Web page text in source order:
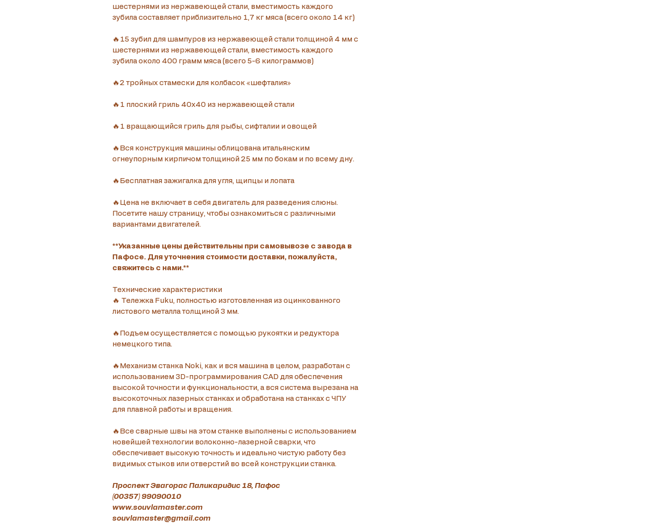
шестернями из нержавеющей стали, вместимость каждого
зубила составляет приблизительно 1,7 кг мяса (всего около 14 кг)
🔥15 зубил для шампуров из нержавеющей стали толщиной 4 мм с
шестернями из нержавеющей стали, вместимость каждого
зубила около 400 грамм мяса (всего 5-6 килограммов)
🔥2 тройных стамески для колбасок «шефталия»
🔥1 плоский гриль 40x40 из нержавеющей стали
🔥1 вращающийся гриль для рыбы, сифталии и овощей
🔥Вся конструкция машины облицована итальянским
огнеупорным кирпичом толщиной 25 мм по бокам и по всему дну.
🔥Бесплатная зажигалка для угля, щипцы и лопата
🔥Цена не включает в себя двигатель для разведения слюны.
Посетите нашу страницу, чтобы ознакомиться с различными
вариантами двигателей.
**Указанные цены действительны при самовывозе с завода в
Пафосе. Для уточнения стоимости доставки, пожалуйста,
свяжитесь с нами.**
Технические характеристики
🔥 Тележка Fuku, полностью изготовленная из оцинкованного
листового металла толщиной 3 мм.
🔥Подъем осуществляется с помощью рукоятки и редуктора
немецкого типа.
🔥Механизм станка Noki, как и вся машина в целом, разработан с
использованием 3D-программирования CAD для обеспечения
высокой точности и функциональности, а вся система вырезана на
высокоточных лазерных станках и обработана на станках с ЧПУ
для плавной работы и вращения.
🔥Все сварные швы на этом станке выполнены с использованием
новейшей технологии волоконно-лазерной сварки, что
обеспечивает высокую точность и идеально чистую работу без
видимых стыков или отверстий во всей конструкции станка.
Проспект Эвагорас Паликаридис 18, Пафос
(00357) 99090010
www.souvlamaster.com
souvlamaster@gmail.com